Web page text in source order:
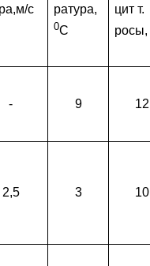
с
ратура,
0С
цит т.
росы,
- 9 12
2,5 3 10